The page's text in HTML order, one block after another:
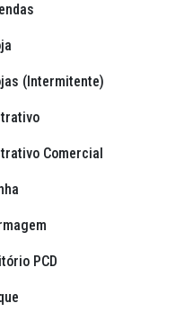
(Intermitente)
Comercial
PCD